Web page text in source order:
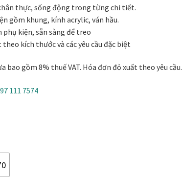
tặng tân giaTranh theo phong cách thiết kế
ƯU ĐÃI Vận Chuyển Giao Nhận
1.575.000₫
thực, sống động trong từng chi tiết.
gồm khung, kính acrylic, ván hầu.
phụ kiện, sẵn sàng để treo
theo kích thước và các yêu cầu đặc biệt
bao gồm 8% thuế VAT. Hóa đơn đỏ xuất theo yêu cầu.
111 7574